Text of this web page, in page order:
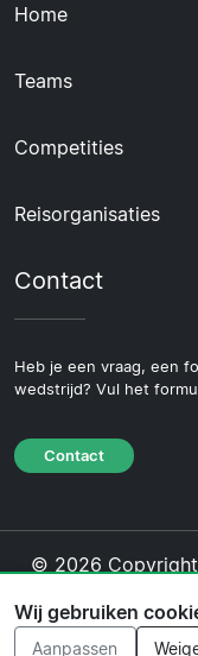
Home
Teams
Competities
Reisorganisaties
Contact
Heb je een vraag, een
wedstrijd? Vul het
Contact
© 2026
Wij gebruiken
Aanpassen